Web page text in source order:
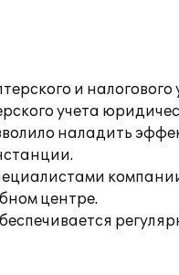
и
учета
наладить
центре.